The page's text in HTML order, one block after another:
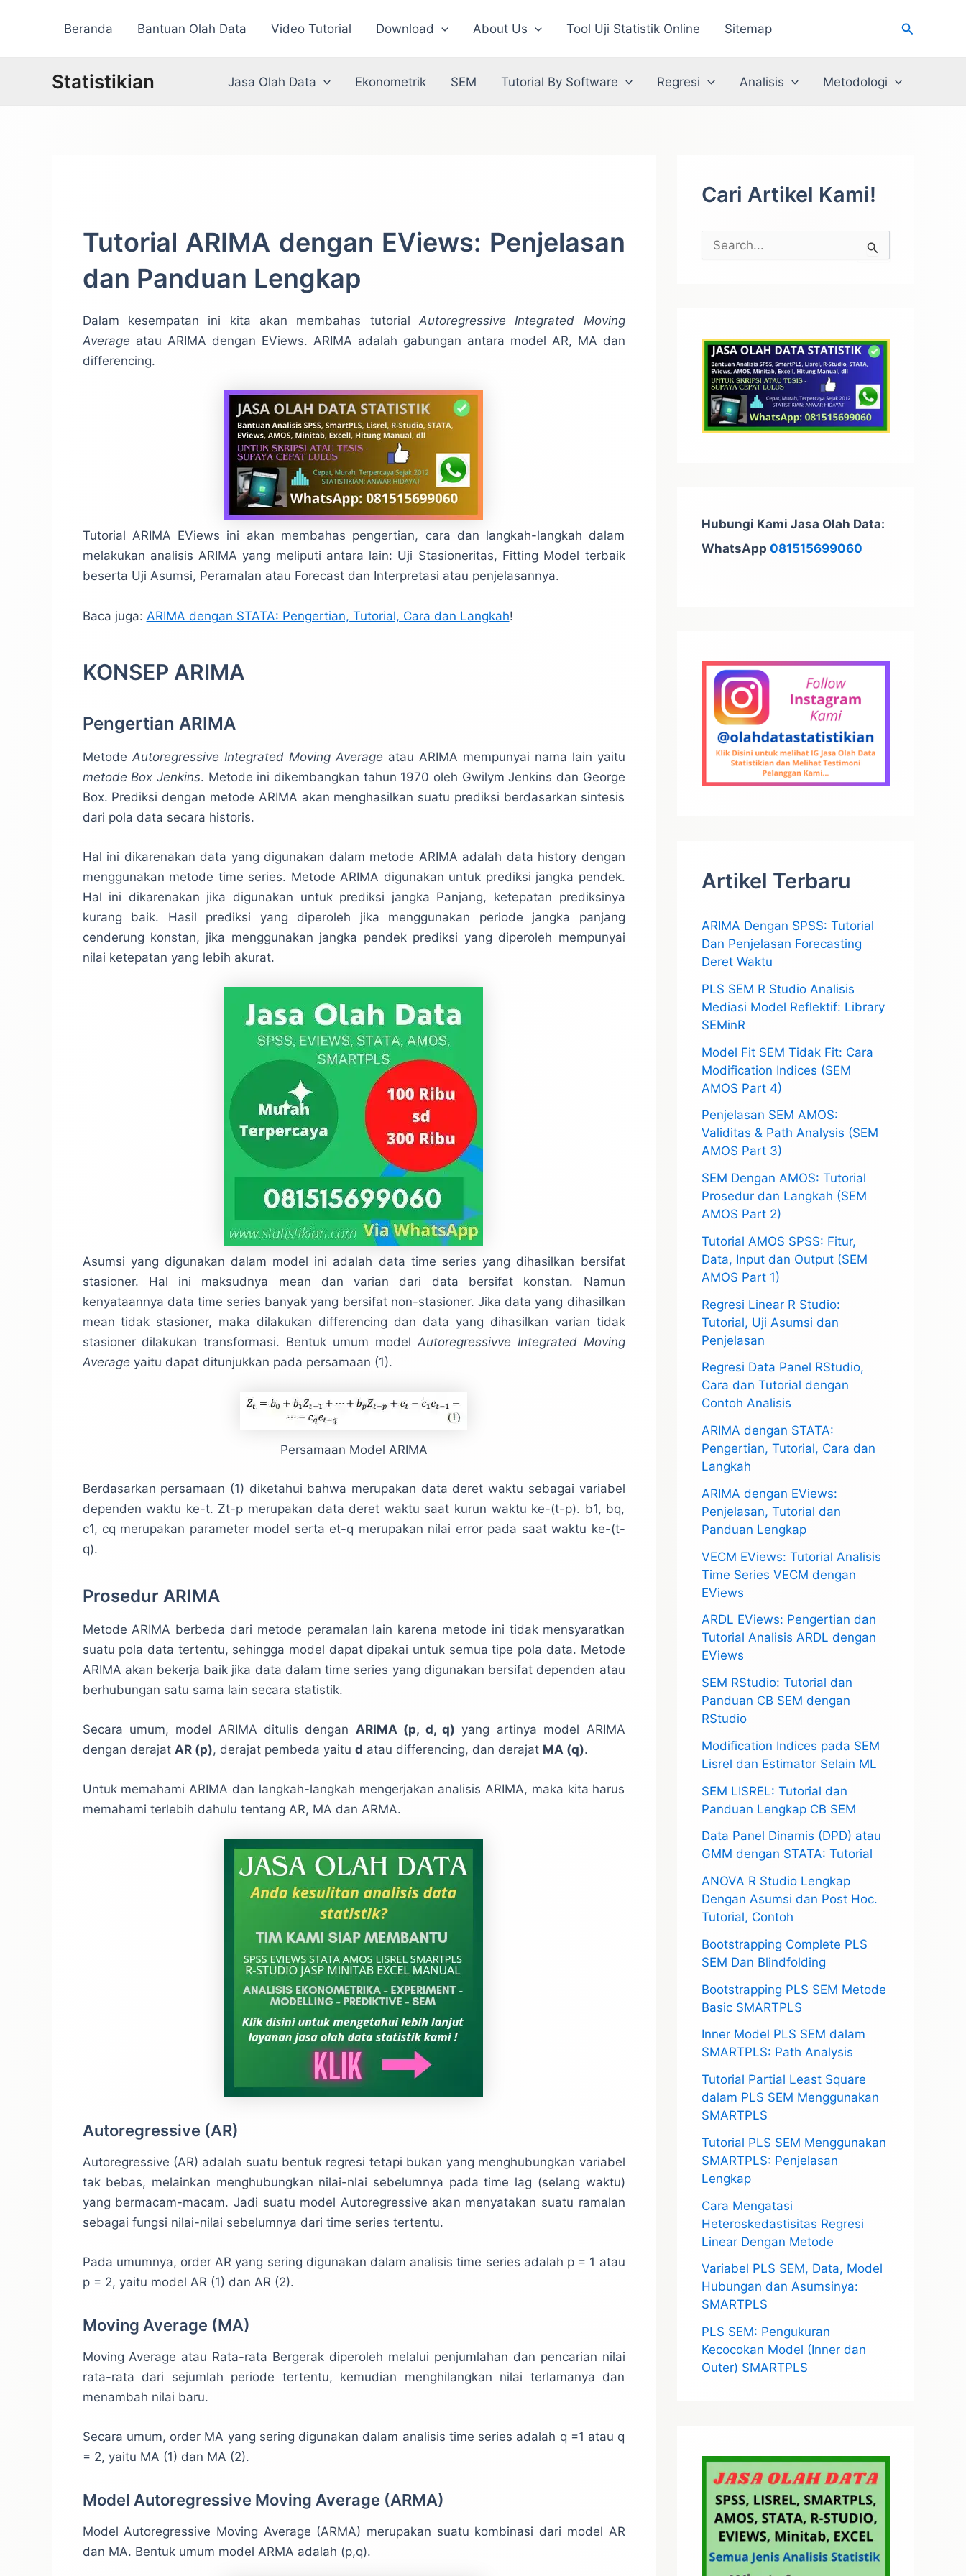
Beranda Bantuan Olah Data Video Tutorial Download About Us Tool Uji Statistik Online Sitemap Cari
Statistikian Jasa Olah Data Ekonometrik SEM Tutorial By Software Regresi Analisis Metodologi
Tutorial ARIMA dengan EViews: Penjelasan
dan Panduan Lengkap
Dalam kesempatan ini kita akan membahas tutorial Autoregressive Integrated Moving
Average atau ARIMA dengan EViews. ARIMA adalah gabungan antara model AR, MA dan
differencing.
Tutorial ARIMA EViews ini akan membahas pengertian, cara dan langkah-langkah dalam
melakukan analisis ARIMA yang meliputi antara lain: Uji Stasioneritas, Fitting Model terbaik
beserta Uji Asumsi, Peramalan atau Forecast dan Interpretasi atau penjelasannya.
Baca juga: ARIMA dengan STATA: Pengertian, Tutorial, Cara dan Langkah!
KONSEP ARIMA
Pengertian ARIMA
Metode Autoregressive Integrated Moving Average atau ARIMA mempunyai nama lain yaitu
metode Box Jenkins. Metode ini dikembangkan tahun 1970 oleh Gwilym Jenkins dan George
Box. Prediksi dengan metode ARIMA akan menghasilkan suatu prediksi berdasarkan sintesis
dari pola data secara historis.
Hal ini dikarenakan data yang digunakan dalam metode ARIMA adalah data history dengan
menggunakan metode time series. Metode ARIMA digunakan untuk prediksi jangka pendek.
Hal ini dikarenakan jika digunakan untuk prediksi jangka Panjang, ketepatan prediksinya
kurang baik. Hasil prediksi yang diperoleh jika menggunakan periode jangka panjang
cenderung konstan, jika menggunakan jangka pendek prediksi yang diperoleh mempunyai
nilai ketepatan yang lebih akurat.
Asumsi yang digunakan dalam model ini adalah data time series yang dihasilkan bersifat
stasioner. Hal ini maksudnya mean dan varian dari data bersifat konstan. Namun
kenyataannya data time series banyak yang bersifat non-stasioner. Jika data yang dihasilkan
mean tidak stasioner, maka dilakukan differencing dan data yang dihasilkan varian tidak
stasioner dilakukan transformasi. Bentuk umum model Autoregressivve Integrated Moving
Average yaitu dapat ditunjukkan pada persamaan (1).
Persamaan Model ARIMA
Berdasarkan persamaan (1) diketahui bahwa merupakan data deret waktu sebagai variabel
dependen waktu ke-t. Zt-p merupakan data deret waktu saat kurun waktu ke-(t-p). b1, bq,
c1, cq merupakan parameter model serta et-q merupakan nilai error pada saat waktu ke-(t-
q).
Prosedur ARIMA
Metode ARIMA berbeda dari metode peramalan lain karena metode ini tidak mensyaratkan
suatu pola data tertentu, sehingga model dapat dipakai untuk semua tipe pola data. Metode
ARIMA akan bekerja baik jika data dalam time series yang digunakan bersifat dependen atau
berhubungan satu sama lain secara statistik.
Secara umum, model ARIMA ditulis dengan ARIMA (p, d, q) yang artinya model ARIMA
dengan derajat AR (p), derajat pembeda yaitu d atau differencing, dan derajat MA (q).
Untuk memahami ARIMA dan langkah-langkah mengerjakan analisis ARIMA, maka kita harus
memahami terlebih dahulu tentang AR, MA dan ARMA.
Autoregressive (AR)
Autoregressive (AR) adalah suatu bentuk regresi tetapi bukan yang menghubungkan variabel
tak bebas, melainkan menghubungkan nilai-nlai sebelumnya pada time lag (selang waktu)
yang bermacam-macam. Jadi suatu model Autoregressive akan menyatakan suatu ramalan
sebagai fungsi nilai-nilai sebelumnya dari time series tertentu.
Pada umumnya, order AR yang sering digunakan dalam analisis time series adalah p = 1 atau
p = 2, yaitu model AR (1) dan AR (2).
Moving Average (MA)
Moving Average atau Rata-rata Bergerak diperoleh melalui penjumlahan dan pencarian nilai
rata-rata dari sejumlah periode tertentu, kemudian menghilangkan nilai terlamanya dan
menambah nilai baru.
Secara umum, order MA yang sering digunakan dalam analisis time series adalah q =1 atau q
= 2, yaitu MA (1) dan MA (2).
Model Autoregressive Moving Average (ARMA)
Model Autoregressive Moving Average (ARMA) merupakan suatu kombinasi dari model AR
dan MA. Bentuk umum model ARMA adalah (p,q).
Cari Artikel Kami!
u
Hubungi Kami Jasa Olah Data:
WhatsApp 081515699060
Artikel Terbaru
ARIMA Dengan SPSS: Tutorial
Dan Penjelasan Forecasting
Deret Waktu
PLS SEM R Studio Analisis
Mediasi Model Reflektif: Library
SEMinR
Model Fit SEM Tidak Fit: Cara
Modification Indices (SEM
AMOS Part 4)
Penjelasan SEM AMOS:
Validitas & Path Analysis (SEM
AMOS Part 3)
SEM Dengan AMOS: Tutorial
Prosedur dan Langkah (SEM
AMOS Part 2)
Tutorial AMOS SPSS: Fitur,
Data, Input dan Output (SEM
AMOS Part 1)
Regresi Linear R Studio:
Tutorial, Uji Asumsi dan
Penjelasan
Regresi Data Panel RStudio,
Cara dan Tutorial dengan
Contoh Analisis
ARIMA dengan STATA:
Pengertian, Tutorial, Cara dan
Langkah
ARIMA dengan EViews:
Penjelasan, Tutorial dan
Panduan Lengkap
VECM EViews: Tutorial Analisis
Time Series VECM dengan
EViews
ARDL EViews: Pengertian dan
Tutorial Analisis ARDL dengan
EViews
SEM RStudio: Tutorial dan
Panduan CB SEM dengan
RStudio
Modification Indices pada SEM
Lisrel dan Estimator Selain ML
SEM LISREL: Tutorial dan
Panduan Lengkap CB SEM
Data Panel Dinamis (DPD) atau
GMM dengan STATA: Tutorial
ANOVA R Studio Lengkap
Dengan Asumsi dan Post Hoc.
Tutorial, Contoh
Bootstrapping Complete PLS
SEM Dan Blindfolding
Bootstrapping PLS SEM Metode
Basic SMARTPLS
Inner Model PLS SEM dalam
SMARTPLS: Path Analysis
Tutorial Partial Least Square
dalam PLS SEM Menggunakan
SMARTPLS
Tutorial PLS SEM Menggunakan
SMARTPLS: Penjelasan
Lengkap
Cara Mengatasi
Heteroskedastisitas Regresi
Linear Dengan Metode
Variabel PLS SEM, Data, Model
Hubungan dan Asumsinya:
SMARTPLS
PLS SEM: Pengukuran
Kecocokan Model (Inner dan
Outer) SMARTPLS